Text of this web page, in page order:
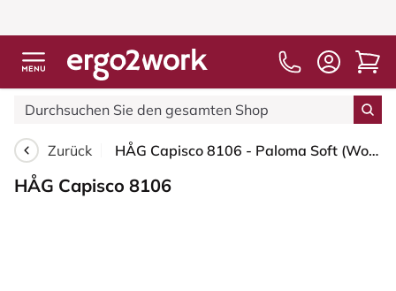
Zurück HÅG Capisco 8106 - Paloma Soft (Wollsdorf) - Semi-Anilinleder - PL56100 Black - Moss Grey - 265 mm (Sitzhöhe 53-79cm) - Bodengleiter
HÅG Capisco 8106